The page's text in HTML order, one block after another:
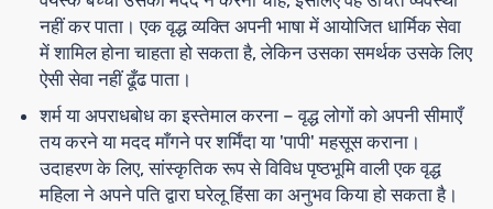
नहीं कर पाता। एक वृद्ध व्यक्ति अपनी भाषा में आयोजित धार्मिक सेवा
में शामिल होना चाहता हो सकता है, लेकिन उसका समर्थक उसके लिए
ऐसी सेवा नहीं ढूँढ पाता।
शर्म या अपराधबोध का इस्तेमाल करना – वृद्ध लोगों को अपनी सीमाएँ
तय करने या मदद माँगने पर शर्मिंदा या 'पापी' महसूस कराना।
उदाहरण के लिए, सांस्कृतिक रूप से विविध पृष्ठभूमि वाली एक वृद्ध
महिला ने अपने पति द्वारा घरेलू हिंसा का अनुभव किया हो सकता है।